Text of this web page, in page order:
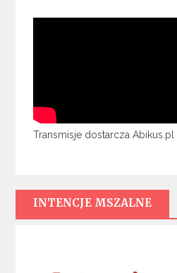
Transmisje dostarcza Abikus.pl
INTENCJE MSZALNE